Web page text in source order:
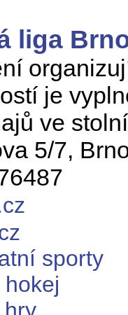
liga
je
ve
5/7,
sporty